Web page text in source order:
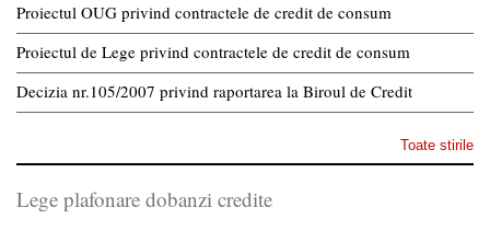
Proiectul OUG privind contractele de credit de consum
Proiectul de Lege privind contractele de credit de consum
Decizia nr.105/2007 privind raportarea la Biroul de Credit
Toate stirile
Lege plafonare dobanzi credite